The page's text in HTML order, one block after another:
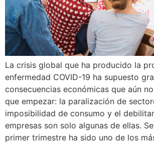
La crisis global que ha producido la
enfermedad COVID-19 ha supuesto
consecuencias económicas que aún
que empezar: la paralización de
imposibilidad de consumo y el
empresas son solo algunas de ellas.
primer trimestre ha sido uno de los